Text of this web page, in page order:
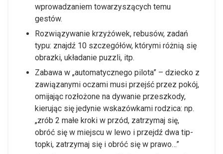
wprowadzaniem towarzyszących temu
gestów.
Rozwiązywanie krzyżówek, rebusów, zadań
typu: znajdź 10 szczegółów, którymi różnią się
obrazki, układanie puzzli, itp.
Zabawa w „automatycznego pilota” – dziecko z
zawiązanymi oczami musi przejść przez pokój,
omijając rozłożone na dywanie przeszkody,
kierując się jedynie wskazówkami rodzica: np.
„zrób 2 małe kroki w przód, zatrzymaj się,
obróć się w miejscu w lewo i przejdź dwa tip-
topki, zatrzymaj się i obróć się w prawo…”